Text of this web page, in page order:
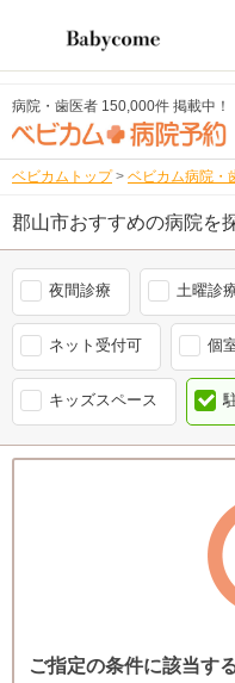
病院・歯医者 150,000件 掲載中！
ベビカムトップ > ベビカム病院・
郡山市おすすめの病院を
夜間診療 土曜診
ネット受付可 個
キッズスペース
ご指定の条件に該当す